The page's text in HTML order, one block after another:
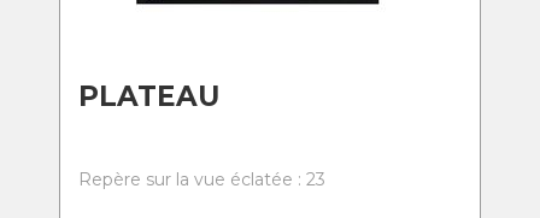
PLATEAU
Repère sur la vue éclatée : 23